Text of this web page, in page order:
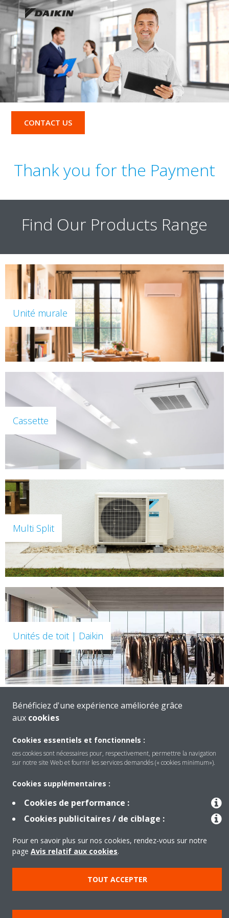
CONTACT US
Thank you for the Payment
Find Our Products Range
Unité murale
Cassette
Multi Split
Unités de toit | Daikin
VRV
Groupes d'eau glacée et équipement de
traitement de l’air
Bénéficiez d'une expérience améliorée grâce
aux cookies
Cookies essentiels et fonctionnels :
ces cookies sont nécessaires pour, respectivement, permettre la navigation
sur notre site Web et fournir les services demandés (« cookies minimum»).
Cookies supplémentaires :
Cookies de performance :
Cookies publicitaires / de ciblage :
Pour en savoir plus sur nos cookies, rendez-vous sur notre
page Avis relatif aux cookies.
TOUT ACCEPTER